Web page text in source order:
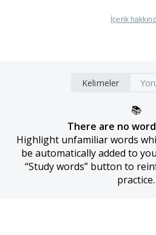
İçerik
Kelimeler
📚
There are no
Highlight unfamiliar words
be automatically added to
“Study words” button to
practice.